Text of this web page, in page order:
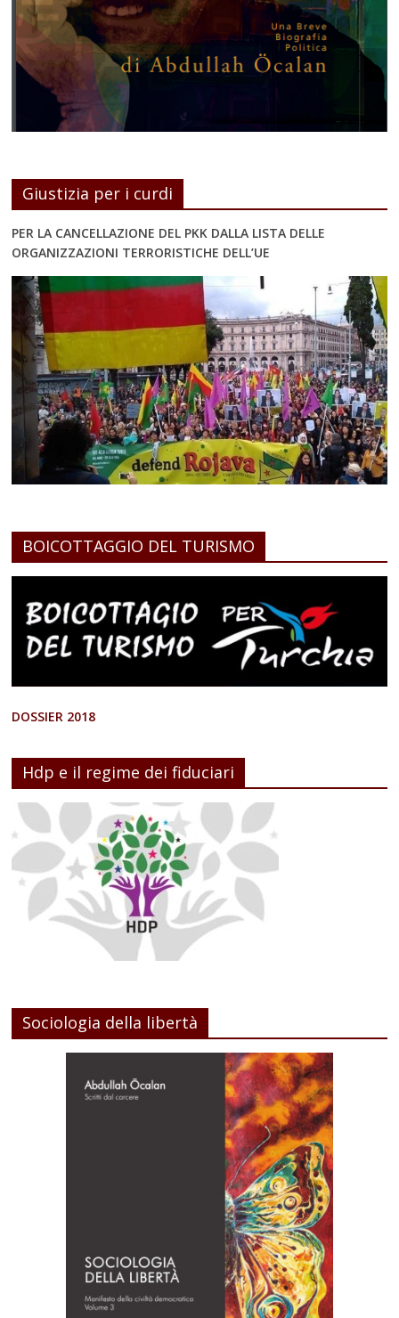
Giustizia per i curdi
PER LA CANCELLAZIONE DEL PKK DALLA LISTA DELLE
ORGANIZZAZIONI TERRORISTICHE DELL’UE
BOICOTTAGGIO DEL TURISMO
DOSSIER 2018
Hdp e il regime dei fiduciari
Sociologia della libertà